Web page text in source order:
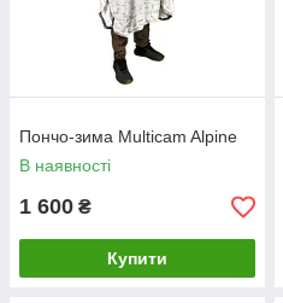
Пончо-зима Multicam Alpine
В наявності
1 600 ₴
Купити